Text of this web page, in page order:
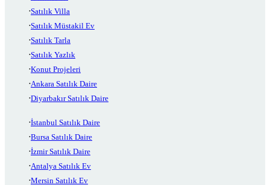
Satılık Villa
Satılık Müstakil Ev
Satılık Tarla
Satılık Yazlık
Konut Projeleri
Ankara Satılık Daire
Diyarbakır Satılık Daire
İstanbul Satılık Daire
Bursa Satılık Daire
İzmir Satılık Daire
Antalya Satılık Ev
Mersin Satılık Ev